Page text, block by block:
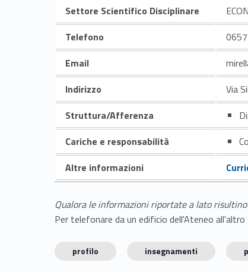
Settore Scientifico Disciplinare
Telefono
Email
Indirizzo
Via
Struttura/Afferenza
Cariche e responsabilità
Altre informazioni
Qualora le informazioni riportate a lato
Per telefonare da un edificio dell'Ateneo
profilo insegnamenti